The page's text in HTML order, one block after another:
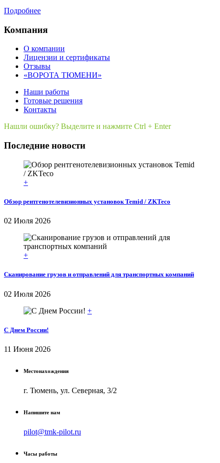
Подробнее
Компания
О компании
Лицензии и сертификаты
Отзывы
«ВОРОТА ТЮМЕНИ»
Наши работы
Готовые решения
Контакты
Нашли ошибку? Выделите и нажмите Ctrl + Enter
Последние новости
+
Обзор рентгенотелевизионных установок Temid / ZKTeco
02 Июля 2026
+
Сканирование грузов и отправлений для транспортных компаний
02 Июля 2026
+
С Днем России!
11 Июня 2026
Местонахождения
г. Тюмень, ул. Северная, 3/2
Напишите нам
pilot@tmk-pilot.ru
Часы работы